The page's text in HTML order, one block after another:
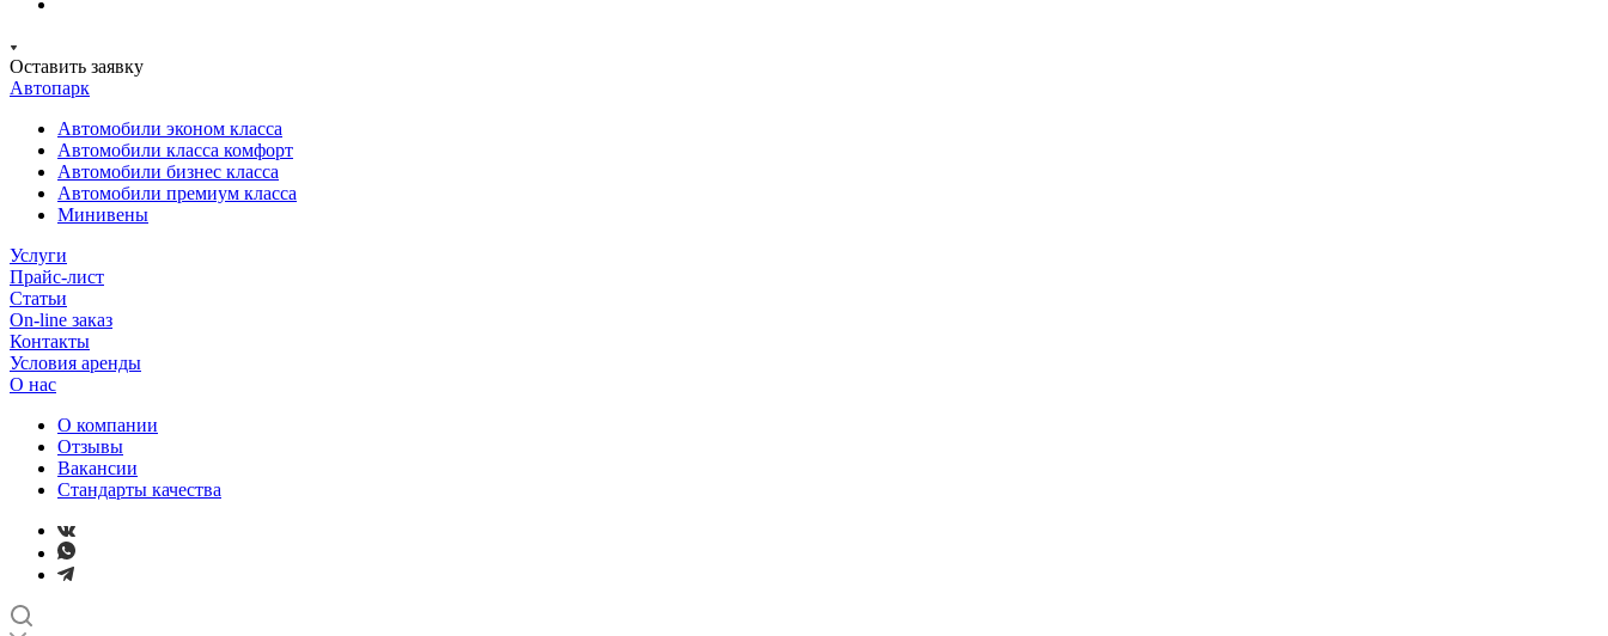
Оставить заявку
Автопарк
Автомобили эконом класса
Автомобили класса комфорт
Автомобили бизнес класса
Автомобили премиум класса
Минивены
Услуги
Прайс-лист
Статьи
On-line заказ
Контакты
Условия аренды
О нас
О компании
Отзывы
Вакансии
Стандарты качества